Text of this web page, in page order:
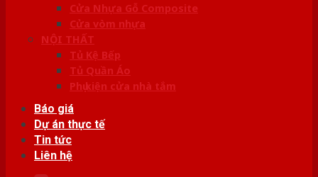
Cửa Nhựa Gỗ Composite
Cửa vòm nhựa
NỘI THẤT
Tủ Kệ Bếp
Tủ Quần Áo
Phụ kiện cửa nhà tắm
Báo giá
Dự án thực tế
Tin tức
Liên hệ